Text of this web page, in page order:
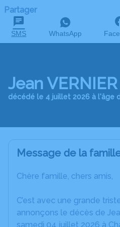
Partager
SMS WhatsApp
Jean VERNIER
décédé le 4 juillet 2026 à l'âge
Message de la
Chère famille, chers amis,
C’est avec une grande
annonçons le décès de
samedi 04 juillet 2026 à